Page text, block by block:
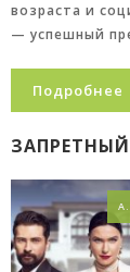
возраста и
— успешный
Подробнее